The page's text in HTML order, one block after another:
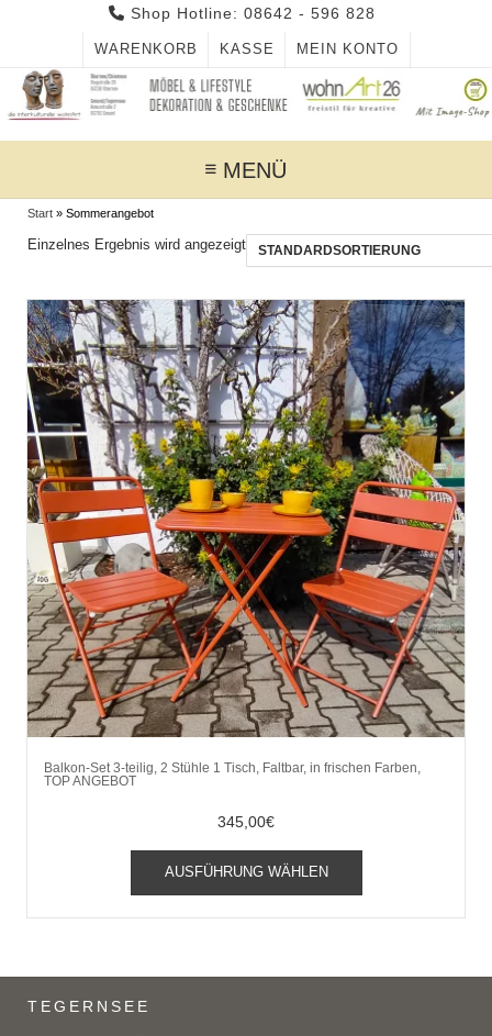
Shop Hotline: 08642 - 596 828
WARENKORB KASSE MEIN KONTO
MENÜ
Start » Sommerangebot
Einzelnes Ergebnis wird angezeigt
Balkon-Set 3-teilig, 2 Stühle 1 Tisch, Faltbar, in frischen Farben,
TOP ANGEBOT
345,00€
AUSFÜHRUNG WÄHLEN
Dieses
weist
mehrere
auf.
TEGERNSEE